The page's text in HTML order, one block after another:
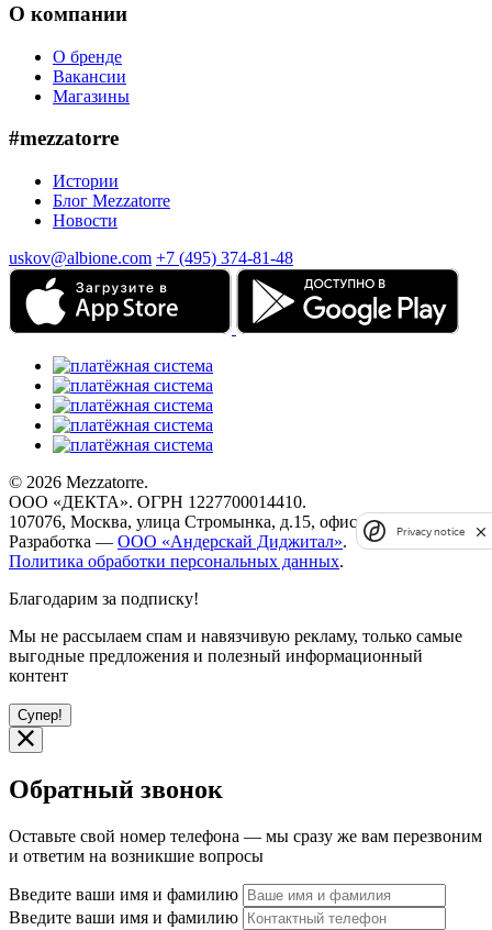
О компании
О бренде
Вакансии
Магазины
#mezzatorre
Истории
Блог Mezzatorre
Новости
uskov@albione.com +7 (495) 374-81-48
© 2026 Mezzatorre.
ООО «ДЕКТА». ОГРН 1227700014410.
107076, Москва, улица Стромынка, д.15, офис 67.
Разработка — ООО «Андерскай Диджитал».
Политика обработки персональных данных.
Благодарим за подписку!
Мы не рассылаем спам и навязчивую рекламу, только самые
выгодные предложения и полезный информационный
контент
Супер!
Обратный звонок
Оставьте свой номер телефона — мы сразу же вам перезвоним
и ответим на возникшие вопросы
Введите ваши имя и фамилию
Введите ваши имя и фамилию
Privacy notice